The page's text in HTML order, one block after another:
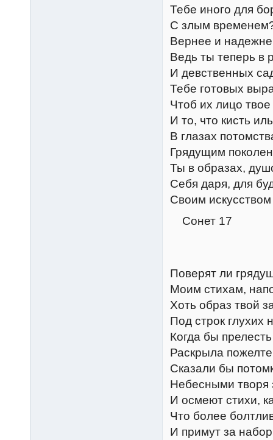
Тебе иного для
С злым
Вернее и
Ведь ты теперь в
И девственных
Тебе готовых
Чтоб их лицо
И то, что кисть
В глазах
Грядущим
Ты в образах,
Себя даря, для
Своим
Сонет 17
Поверят ли
Моим стихам,
Хоть образ твой
Под строк глухих
Когда бы
Раскрыла
Сказали бы
Небесными творя
И осмеют стихи,
Что более
И примут за